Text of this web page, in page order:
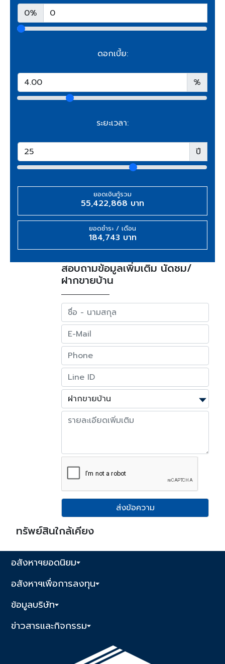
0%
ดอกเบี้ย:
%
ระยะเวลา:
ปี
ยอดเงินกู้รวม
55,422,868 บาท
ยอดชำระ / เดือน
184,743 บาท
สอบถามข้อมูลเพิ่มเติม นัดชม/
ฝากขายบ้าน
ส่งข้อความ
ทรัพย์สินใกล้เคียง
อสังหาฯยอดนิยม
อสังหาฯเพื่อการลงทุน
ข้อมูลบริษัท
ข่าวสารและกิจกรรม